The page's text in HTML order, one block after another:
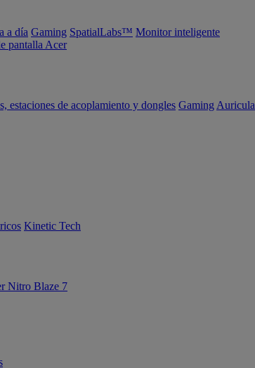
a día Gaming SpatialLabs™ Monitor inteligente
pantalla Acer
estaciones de acoplamiento y dongles Gaming
Kinetic Tech
Nitro Blaze 7